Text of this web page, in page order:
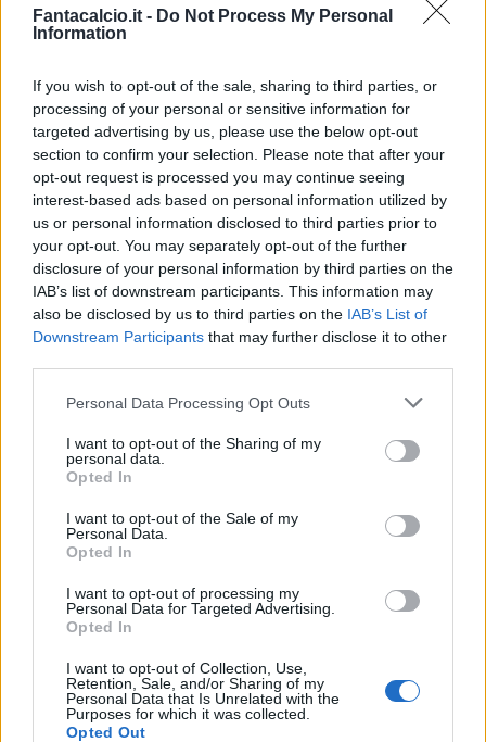
Fantacalcio.it - Do Not Process My Personal
Information
If you wish to opt-out of the sale, sharing to third parties, or
processing of your personal or sensitive information for
targeted advertising by us, please use the below opt-out
section to confirm your selection. Please note that after your
opt-out request is processed you may continue seeing
interest-based ads based on personal information utilized by
us or personal information disclosed to third parties prior to
your opt-out. You may separately opt-out of the further
disclosure of your personal information by third parties on the
IAB’s list of downstream participants. This information may
also be disclosed by us to third parties on the IAB’s List of
Downstream Participants that may further disclose it to other
Personal Data Processing Opt Outs
I want to opt-out of the Sharing of my
personal data.
Opted In
I want to opt-out of the Sale of my
Personal Data.
Opted In
I want to opt-out of processing my
Personal Data for Targeted Advertising.
Opted In
I want to opt-out of Collection, Use,
Retention, Sale, and/or Sharing of my
Personal Data that Is Unrelated with the
Purposes for which it was collected.
Opted Out
Bonus Malus
Presenze a
voto
Classic
Riepilogo stagione
Titolare